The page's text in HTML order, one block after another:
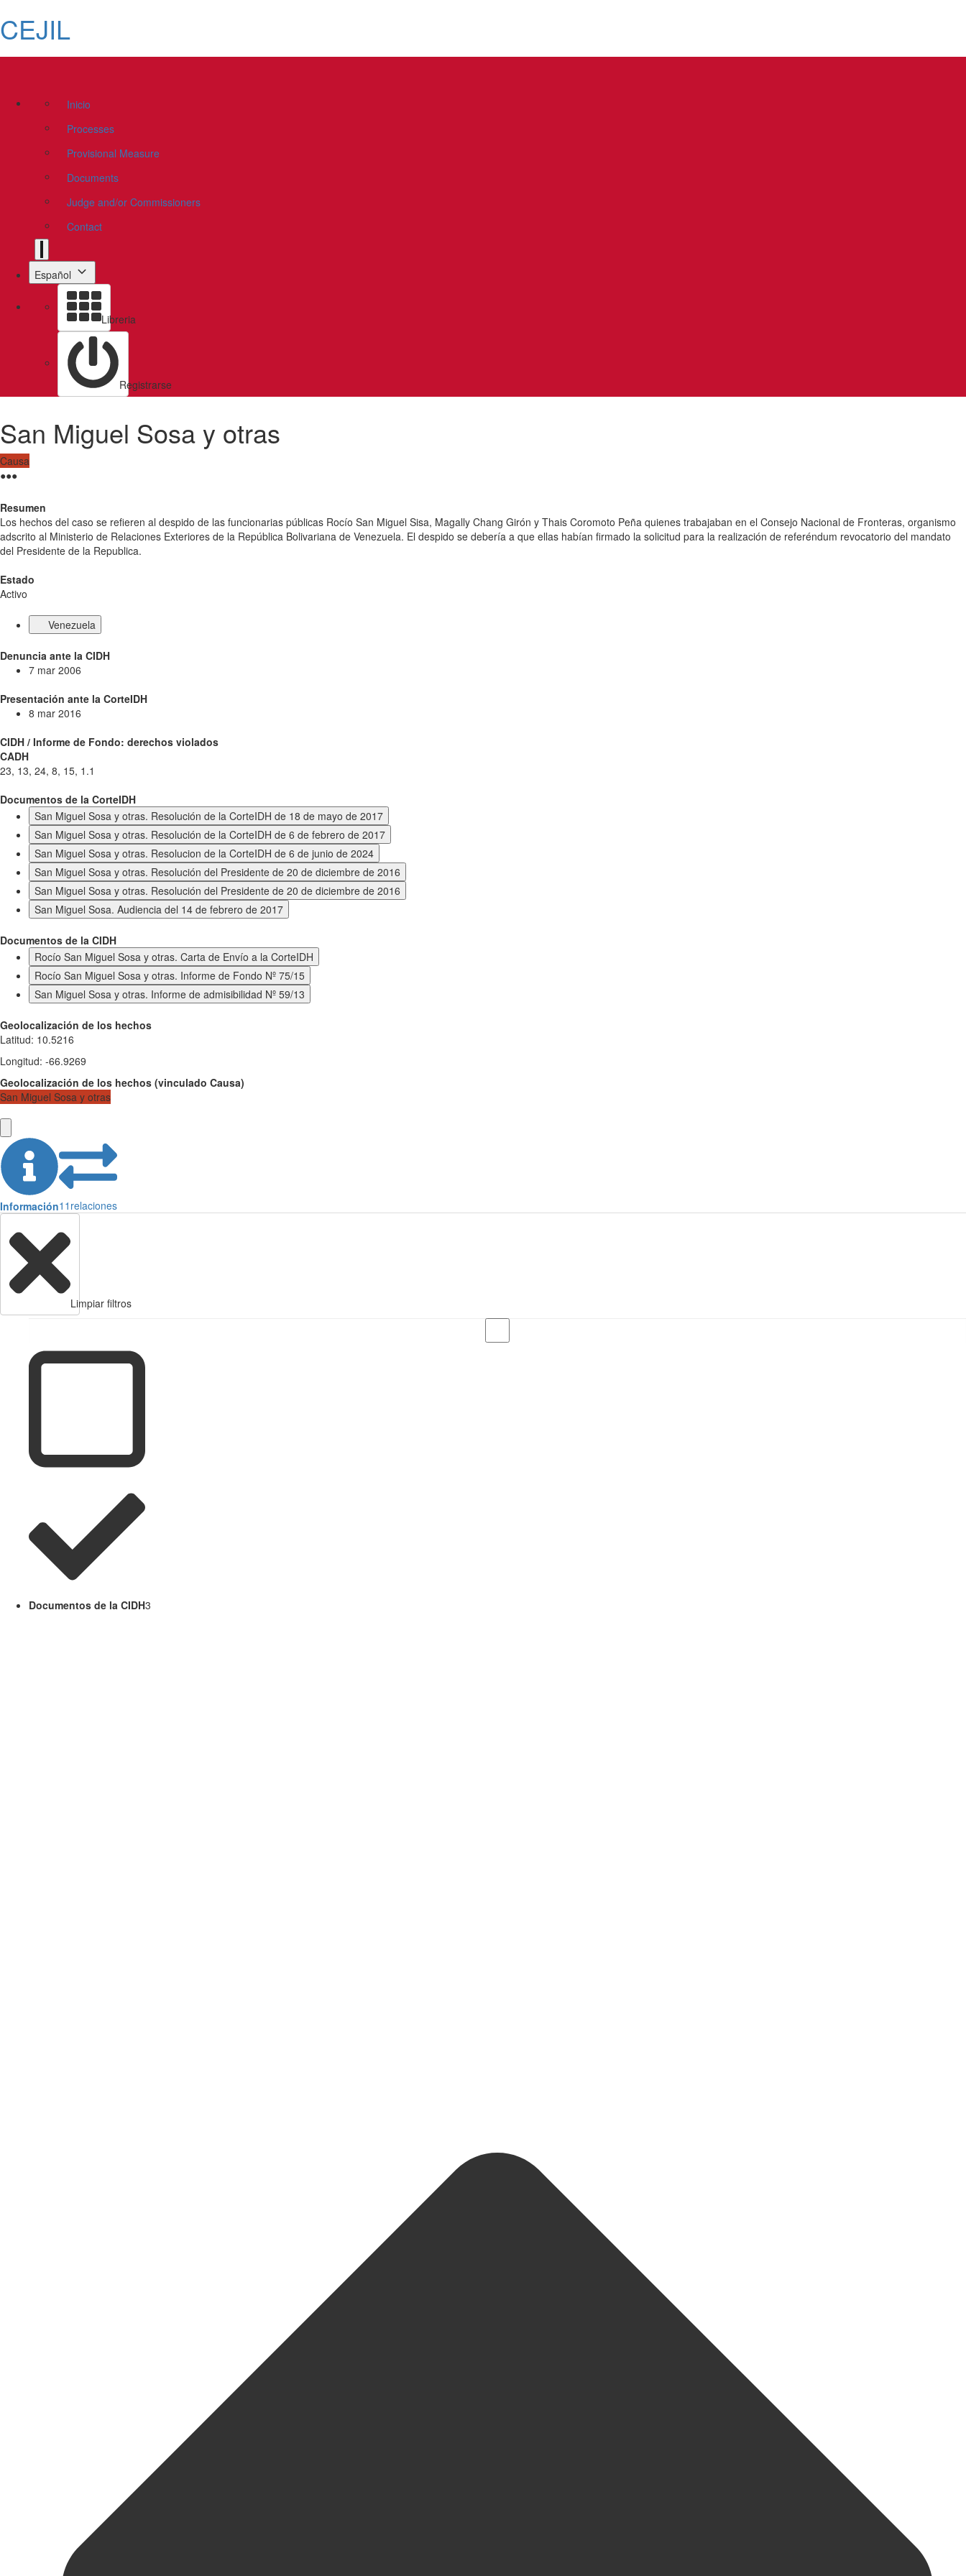
CEJIL
Inicio
Processes
Provisional Measure
Documents
Judge and/or Commissioners
Contact
Español
Libreria
Registrarse
San Miguel Sosa y otras
Causa
●●●
Resumen
Los hechos del caso se refieren al despido de las funcionarias públicas Rocío San Miguel Sisa, Magally Chang Girón y Thais Coromoto Peña quienes trabajaban en el Consejo Nacional de Fronteras, organismo
adscrito al Ministerio de Relaciones Exteriores de la República Bolivariana de Venezuela. El despido se debería a que ellas habían firmado la solicitud para la realización de referéndum revocatorio del mandato
del Presidente de la Republica.
Estado
Activo
Venezuela
Denuncia ante la CIDH
7 mar 2006
Presentación ante la CorteIDH
8 mar 2016
CIDH / Informe de Fondo: derechos violados
CADH
23, 13, 24, 8, 15, 1.1
Documentos de la CorteIDH
San Miguel Sosa y otras. Resolución de la CorteIDH de 18 de mayo de 2017
San Miguel Sosa y otras. Resolución de la CorteIDH de 6 de febrero de 2017
San Miguel Sosa y otras. Resolucion de la CorteIDH de 6 de junio de 2024
San Miguel Sosa y otras. Resolución del Presidente de 20 de diciembre de 2016
San Miguel Sosa y otras. Resolución del Presidente de 20 de diciembre de 2016
San Miguel Sosa. Audiencia del 14 de febrero de 2017
Documentos de la CIDH
Rocío San Miguel Sosa y otras. Carta de Envío a la CorteIDH
Rocío San Miguel Sosa y otras. Informe de Fondo Nº 75/15
San Miguel Sosa y otras. Informe de admisibilidad Nº 59/13
Geolocalización de los hechos
Latitud: 10.5216
Longitud: -66.9269
Geolocalización de los hechos (vinculado Causa)
San Miguel Sosa y otras
Información11 relaciones
Limpiar filtros
Documentos de la CIDH3